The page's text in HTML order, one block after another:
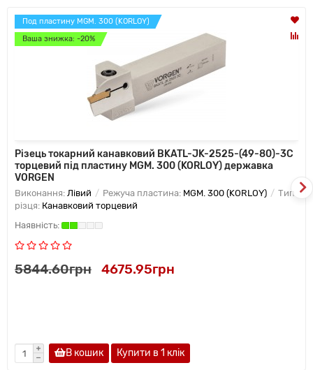
Под пластину MGM. 300 (KORLOY)
Ваша знижка: -20%
Різець токарний канавковий BKATL-JK-2525-(49-80)-3C
торцевий під пластину MGM. 300 (KORLOY) державка
VORGEN
Виконання: Лівий Режуча пластина: MGM. 300 (KORLOY)
Тип
різця: Канавковий торцевий
5844.60грн 4675.95грн
В кошик Купити в 1 клiк